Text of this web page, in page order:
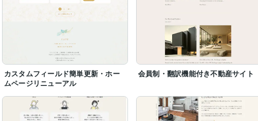
カスタムフィールド簡単更新・ホー
ムページリニューアル
会員制・翻訳機能付き不動産サイト